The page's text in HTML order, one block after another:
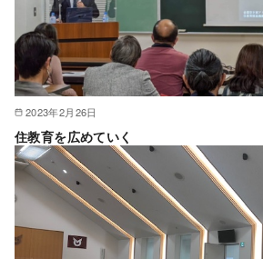
2023年2月26日
住教育を広めていく